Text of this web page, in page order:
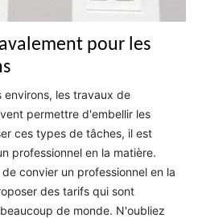
pour les
environs, les travaux de
permettre d'embellir les
ces types de tâches, il est
professionnel en la matière.
convier un professionnel en la
des tarifs qui sont
de monde. N'oubliez